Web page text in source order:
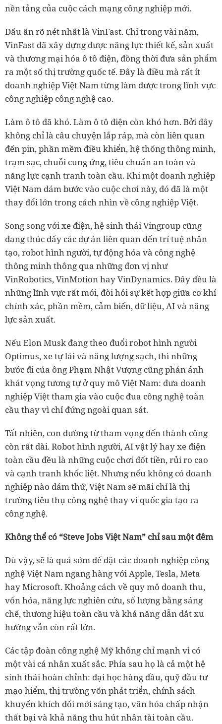
nền tảng của cuộc cách mạng công nghiệp mới.
Dấu ấn rõ nét nhất là VinFast. Chỉ trong vài năm,
VinFast đã xây dựng được năng lực thiết kế, sản xuất
và thương mại hóa ô tô điện, đồng thời đưa sản phẩm
ra một số thị trường quốc tế. Đây là điều mà rất ít
doanh nghiệp Việt Nam từng làm được trong lĩnh vực
công nghiệp công nghệ cao.
Làm ô tô đã khó. Làm ô tô điện còn khó hơn. Bởi đây
không chỉ là câu chuyện lắp ráp, mà còn liên quan
đến pin, phần mềm điều khiển, hệ thống thông minh,
trạm sạc, chuỗi cung ứng, tiêu chuẩn an toàn và
năng lực cạnh tranh toàn cầu. Khi một doanh nghiệp
Việt Nam dám bước vào cuộc chơi này, đó đã là một
thay đổi lớn trong cách nhìn về công nghiệp Việt.
Song song với xe điện, hệ sinh thái Vingroup cũng
đang thúc đẩy các dự án liên quan đến trí tuệ nhân
tạo, robot hình người, tự động hóa và công nghệ
thông minh thông qua những đơn vị như
VinRobotics, VinMotion hay VinDynamics. Đây đều là
những lĩnh vực rất mới, đòi hỏi sự kết hợp giữa cơ khí
chính xác, phần mềm, cảm biến, dữ liệu, AI và năng
lực sản xuất.
Nếu Elon Musk đang theo đuổi robot hình người
Optimus, xe tự lái và năng lượng sạch, thì những
bước đi của ông Phạm Nhật Vượng cũng phản ánh
khát vọng tương tự ở quy mô Việt Nam: đưa doanh
nghiệp Việt tham gia vào cuộc đua công nghệ toàn
cầu thay vì chỉ đứng ngoài quan sát.
Tất nhiên, con đường từ tham vọng đến thành công
còn rất dài. Robot hình người, AI vật lý hay xe điện
toàn cầu đều là những cuộc chơi đốt tiền, rủi ro cao
và cạnh tranh khốc liệt. Nhưng nếu không có doanh
nghiệp nào dám thử, Việt Nam sẽ mãi chỉ là thị
trường tiêu thụ công nghệ thay vì quốc gia tạo ra
công nghệ.
Không thể có “Steve Jobs Việt Nam” chỉ sau một đêm
Dù vậy, sẽ là quá sớm để đặt các doanh nghiệp công
nghệ Việt Nam ngang hàng với Apple, Tesla, Meta
hay Microsoft. Khoảng cách về quy mô doanh thu,
vốn hóa, năng lực nghiên cứu, số lượng bằng sáng
chế, thương hiệu toàn cầu và khả năng dẫn dắt xu
hướng vẫn còn rất lớn.
Các tập đoàn công nghệ Mỹ không chỉ mạnh vì có
một vài cá nhân xuất sắc. Phía sau họ là cả một hệ
sinh thái hoàn chỉnh: đại học hàng đầu, quỹ đầu tư
mạo hiểm, thị trường vốn phát triển, chính sách
khuyến khích đổi mới sáng tạo, văn hóa chấp nhận
thất bại và khả năng thu hút nhân tài toàn cầu.